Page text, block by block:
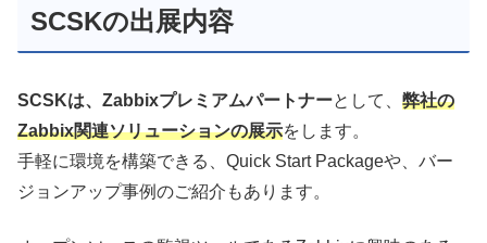
SCSKの出展内容
SCSKは、Zabbixプレミアムパートナーとして、 弊社の
Zabbix関連ソリューションの展示をします。
手軽に環境を構築できる、Quick Start Packageや、バー
ジョンアップ事例のご紹介もあります。